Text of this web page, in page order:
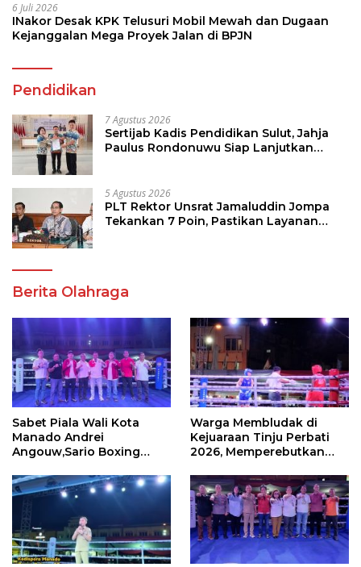
6 Juli 2026
INakor Desak KPK Telusuri Mobil Mewah dan Dugaan
Kejanggalan Mega Proyek Jalan di BPJN
Pendidikan
7 Agustus 2026
Sertijab Kadis Pendidikan Sulut, Jahja
Paulus Rondonuwu Siap Lanjutkan
5 Agustus 2026
PLT Rektor Unsrat Jamaluddin Jompa
Tekankan 7 Poin, Pastikan Layanan
Berita Olahraga
Sabet Piala Wali Kota
Manado Andrei
Angouw,Sario Boxing
Perbati 2026
Warga Membludak di
Kejuaraan Tinju Perbati
2026, Memperebutkan